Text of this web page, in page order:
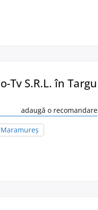
Tv S.R.L. în Targu
adaugă o recomandare